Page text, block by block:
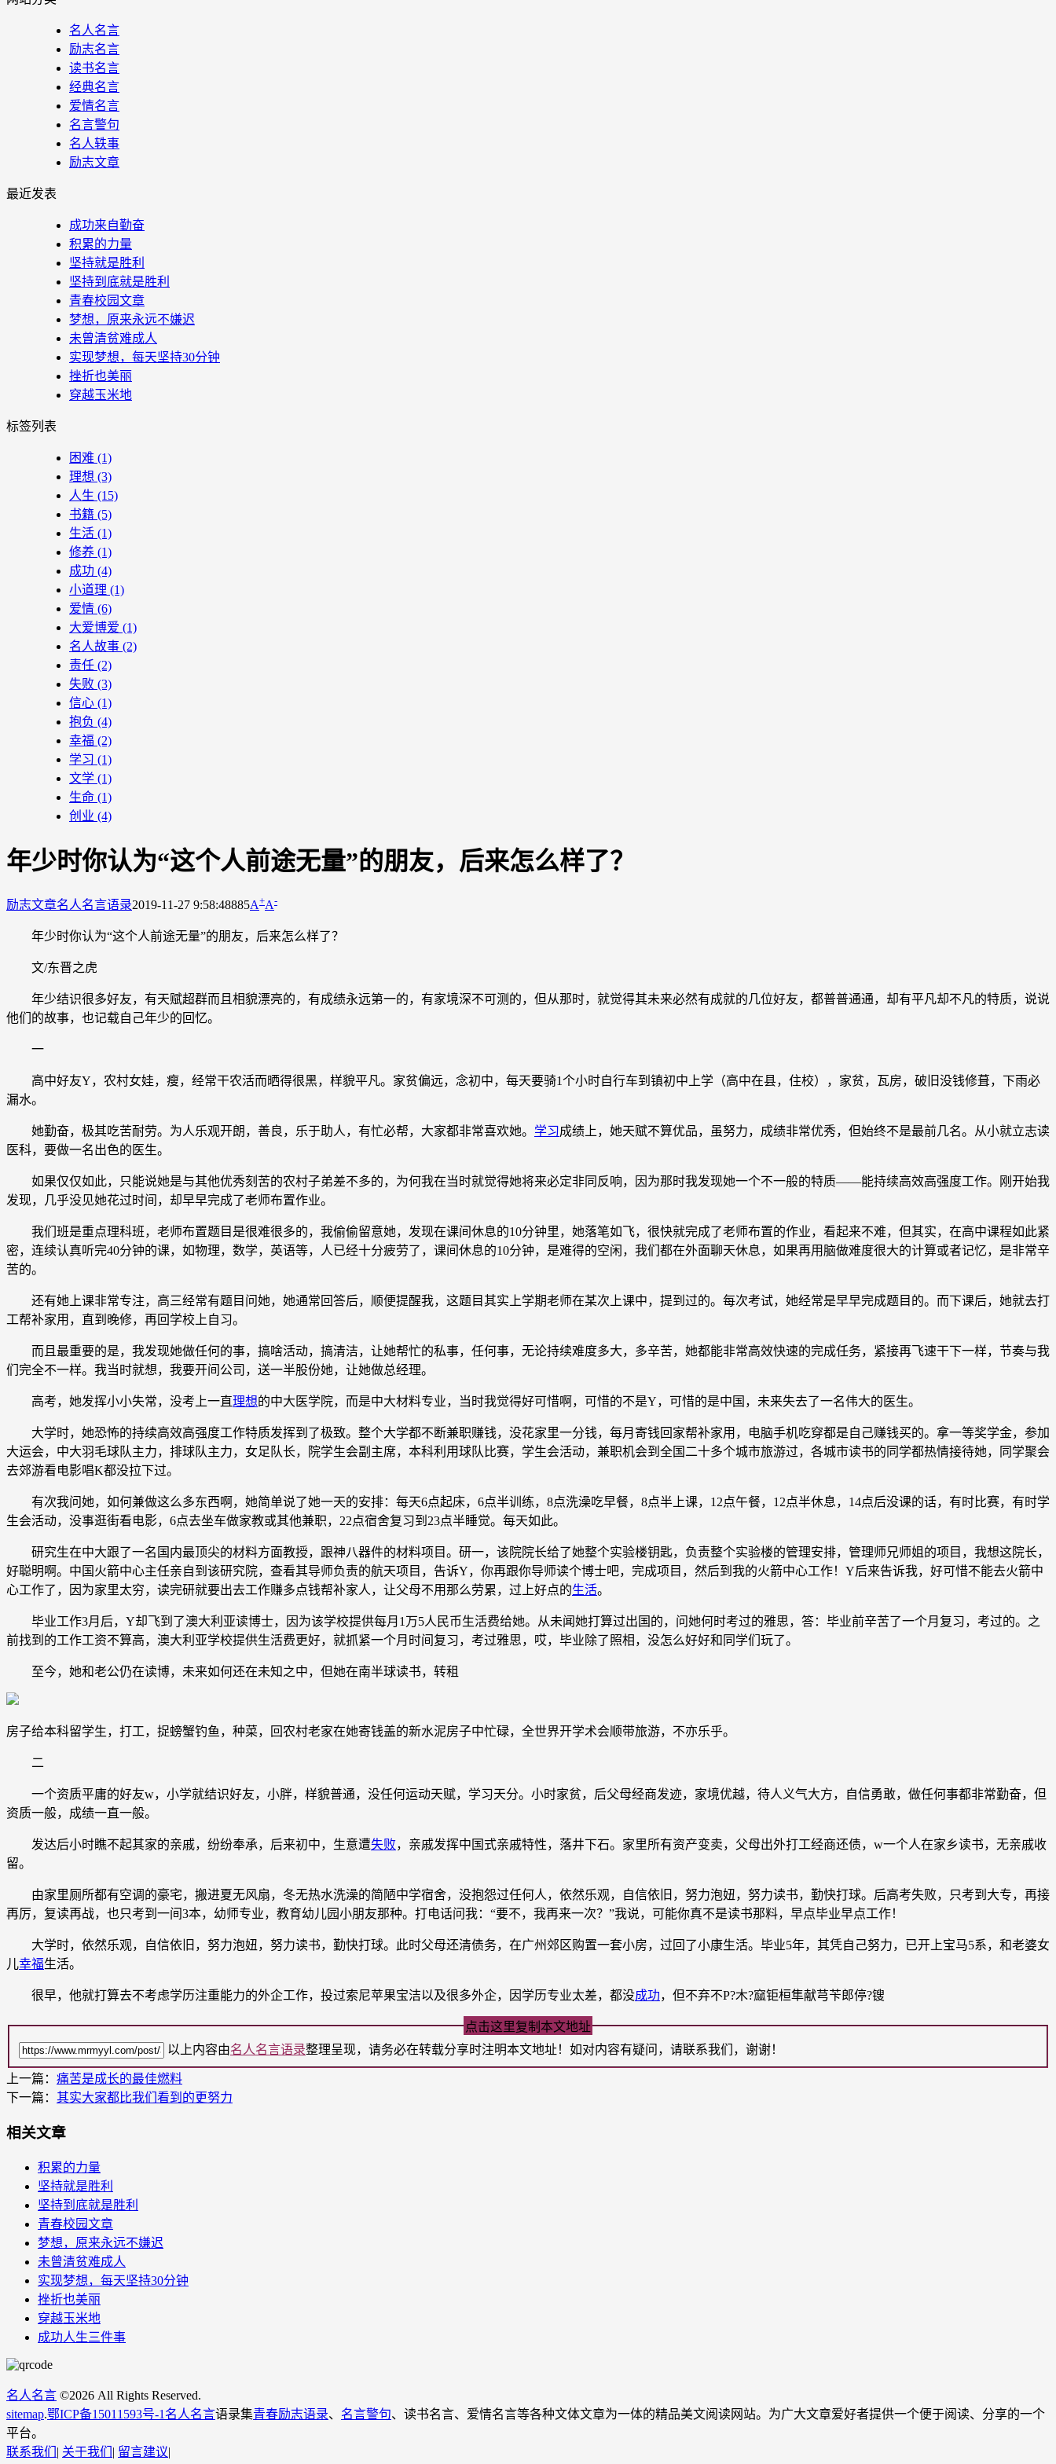
名人名言
励志名言
读书名言
经典名言
爱情名言
名言警句
名人轶事
励志文章
最近发表
成功来自勤奋
积累的力量
坚持就是胜利
坚持到底就是胜利
青春校园文章
梦想，原来永远不嫌迟
未曾清贫难成人
实现梦想，每天坚持30分钟
挫折也美丽
穿越玉米地
标签列表
困难 (1)
理想 (3)
人生 (15)
书籍 (5)
生活 (1)
修养 (1)
成功 (4)
小道理 (1)
爱情 (6)
大爱博爱 (1)
名人故事 (2)
责任 (2)
失败 (3)
信心 (1)
抱负 (4)
幸福 (2)
学习 (1)
文学 (1)
生命 (1)
创业 (4)
年少时你认为“这个人前途无量”的朋友，后来怎么样了？
励志文章名人名言语录2019-11-27 9:58:48885A+A-
年少时你认为“这个人前途无量”的朋友，后来怎么样了？
文/东晋之虎
年少结识很多好友，有天赋超群而且相貌漂亮的，有成绩永远第一的，有家境深不可测的，但从那时，就觉得其未来必然有成就的几位好友，都普普通通，却有平凡却不凡的特质，说说
他们的故事，也记载自己年少的回忆。
一
高中好友Y，农村女娃，瘦，经常干农活而晒得很黑，样貌平凡。家贫偏远，念初中，每天要骑1个小时自行车到镇初中上学（高中在县，住校），家贫，瓦房，破旧没钱修葺，下雨必
漏水。
她勤奋，极其吃苦耐劳。为人乐观开朗，善良，乐于助人，有忙必帮，大家都非常喜欢她。 学习成绩上，她天赋不算优品，虽努力，成绩非常优秀，但始终不是最前几名。从小就立志读
医科，要做一名出色的医生。
如果仅仅如此，只能说她是与其他优秀刻苦的农村子弟差不多的，为何我在当时就觉得她将来必定非同反响，因为那时我发现她一个不一般的特质——能持续高效高强度工作。刚开始我
发现，几乎没见她花过时间，却早早完成了老师布置作业。
我们班是重点理科班，老师布置题目是很难很多的，我偷偷留意她，发现在课间休息的10分钟里，她落笔如飞，很快就完成了老师布置的作业，看起来不难，但其实，在高中课程如此紧
密，连续认真听完40分钟的课，如物理，数学，英语等，人已经十分疲劳了，课间休息的10分钟，是难得的空闲，我们都在外面聊天休息，如果再用脑做难度很大的计算或者记忆，是非常辛
苦的。
还有她上课非常专注，高三经常有题目问她，她通常回答后，顺便提醒我，这题目其实上学期老师在某次上课中，提到过的。每次考试，她经常是早早完成题目的。而下课后，她就去打
工帮补家用，直到晚修，再回学校上自习。
而且最重要的是，我发现她做任何的事，搞啥活动，搞清洁，让她帮忙的私事，任何事，无论持续难度多大，多辛苦，她都能非常高效快速的完成任务，紧接再飞速干下一样，节奏与我
们完全不一样。我当时就想，我要开间公司，送一半股份她，让她做总经理。
高考，她发挥小小失常，没考上一直理想的中大医学院，而是中大材料专业，当时我觉得好可惜啊，可惜的不是Y，可惜的是中国，未来失去了一名伟大的医生。
大学时，她恐怖的持续高效高强度工作特质发挥到了极致。整个大学都不断兼职赚钱，没花家里一分钱，每月寄钱回家帮补家用，电脑手机吃穿都是自己赚钱买的。拿一等奖学金，参加
大运会，中大羽毛球队主力，排球队主力，女足队长，院学生会副主席，本科利用球队比赛，学生会活动，兼职机会到全国二十多个城市旅游过，各城市读书的同学都热情接待她，同学聚会
去郊游看电影唱K都没拉下过。
有次我问她，如何兼做这么多东西啊，她简单说了她一天的安排：每天6点起床，6点半训练，8点洗澡吃早餐，8点半上课，12点午餐，12点半休息，14点后没课的话，有时比赛，有时学
生会活动，没事逛街看电影，6点去坐车做家教或其他兼职，22点宿舍复习到23点半睡觉。每天如此。
研究生在中大跟了一名国内最顶尖的材料方面教授，跟神八器件的材料项目。研一，该院院长给了她整个实验楼钥匙，负责整个实验楼的管理安排，管理师兄师姐的项目，我想这院长，
好聪明啊。中国火箭中心主任亲自到该研究院，查看其导师负责的航天项目，告诉Y，你再跟你导师读个博士吧，完成项目，然后到我的火箭中心工作！Y后来告诉我，好可惜不能去火箭中
心工作了，因为家里太穷，读完研就要出去工作赚多点钱帮补家人，让父母不用那么劳累，过上好点的生活。
毕业工作3月后，Y却飞到了澳大利亚读博士，因为该学校提供每月1万5人民币生活费给她。从未闻她打算过出国的，问她何时考过的雅思，答：毕业前辛苦了一个月复习，考过的。之
前找到的工作工资不算高，澳大利亚学校提供生活费更好，就抓紧一个月时间复习，考过雅思，哎，毕业除了照相，没怎么好好和同学们玩了。
至今，她和老公仍在读博，未来如何还在未知之中，但她在南半球读书，转租
房子给本科留学生，打工，捉螃蟹钓鱼，种菜，回农村老家在她寄钱盖的新水泥房子中忙碌，全世界开学术会顺带旅游，不亦乐乎。
二
一个资质平庸的好友w，小学就结识好友，小胖，样貌普通，没任何运动天赋，学习天分。小时家贫，后父母经商发迹，家境优越，待人义气大方，自信勇敢，做任何事都非常勤奋，但
资质一般，成绩一直一般。
发达后小时瞧不起其家的亲戚，纷纷奉承，后来初中，生意遭失败，亲戚发挥中国式亲戚特性，落井下石。家里所有资产变卖，父母出外打工经商还债，w一个人在家乡读书，无亲戚收
留。
由家里厕所都有空调的豪宅，搬进夏无风扇，冬无热水洗澡的简陋中学宿舍，没抱怨过任何人，依然乐观，自信依旧，努力泡妞，努力读书，勤快打球。后高考失败，只考到大专，再接
再厉，复读再战，也只考到一间3本，幼师专业，教育幼儿园小朋友那种。打电话问我：“要不，我再来一次？”我说，可能你真不是读书那料，早点毕业早点工作！
大学时，依然乐观，自信依旧，努力泡妞，努力读书，勤快打球。此时父母还清债务，在广州郊区购置一套小房，过回了小康生活。毕业5年，其凭自己努力，已开上宝马5系，和老婆女
儿幸福生活。
很早，他就打算去不考虑学历注重能力的外企工作，投过索尼苹果宝洁以及很多外企，因学历专业太差，都没成功，但不弃不P?木?窳钜桓隼献芎苄郎停?锼
点击这里复制本文地址
以上内容由名人名言语录整理呈现，请务必在转载分享时注明本文地址！如对内容有疑问，请联系我们，谢谢！
上一篇： 痛苦是成长的最佳燃料
下一篇： 其实大家都比我们看到的更努力
相关文章
积累的力量
坚持就是胜利
坚持到底就是胜利
青春校园文章
梦想，原来永远不嫌迟
未曾清贫难成人
实现梦想，每天坚持30分钟
挫折也美丽
穿越玉米地
成功人生三件事
名人名言 ©2026 All Rights Reserved.
sitemap.鄂ICP备15011593号-1 名人名言语录集青春励志语录、 名言警句、读书名言、爱情名言等各种文体文章为一体的精品美文阅读网站。为广大文章爱好者提供一个便于阅读、分享的一个
平台。
联系我们 | 关于我们 | 留言建议|